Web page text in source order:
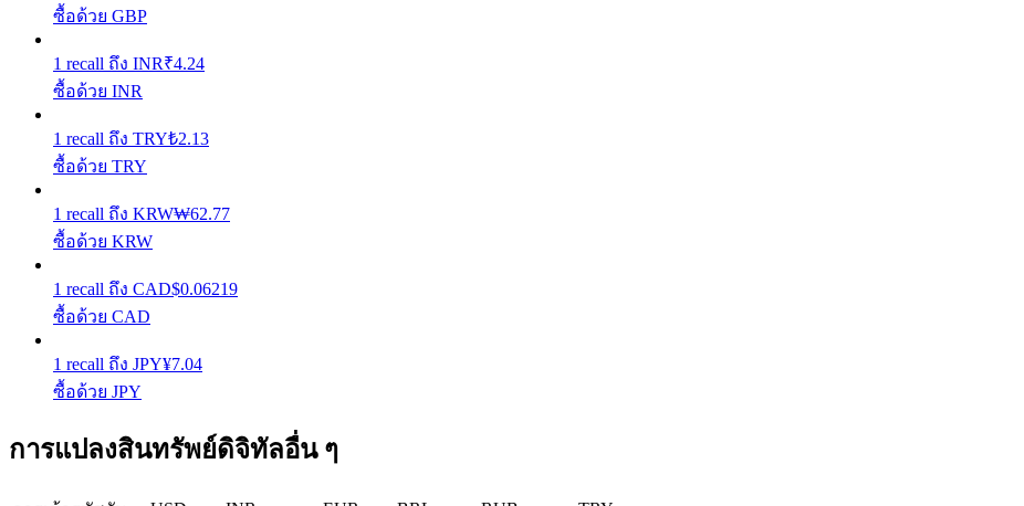
พาวเวอร์พิกกี้
รับรางวัลการแข่งขันทุกวัน
ซื้อด้วย GBP
1 recall ถึง INR₹4.24
ซื้อด้วย INR
1 recall ถึง TRY₺2.13
ซื้อด้วย TRY
1 recall ถึง KRW₩62.77
ซื้อด้วย KRW
1 recall ถึง CAD$0.06219
ซื้อด้วย CAD
1 recall ถึง JPY¥7.04
ซื้อด้วย JPY
การแปลงสินทรัพย์ดิจิทัลอื่น ๆ